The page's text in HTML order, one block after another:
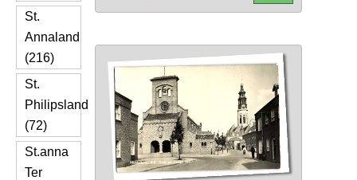
St.
Annaland
(216)
St.
Philipsland
(72)
St.anna
Ter